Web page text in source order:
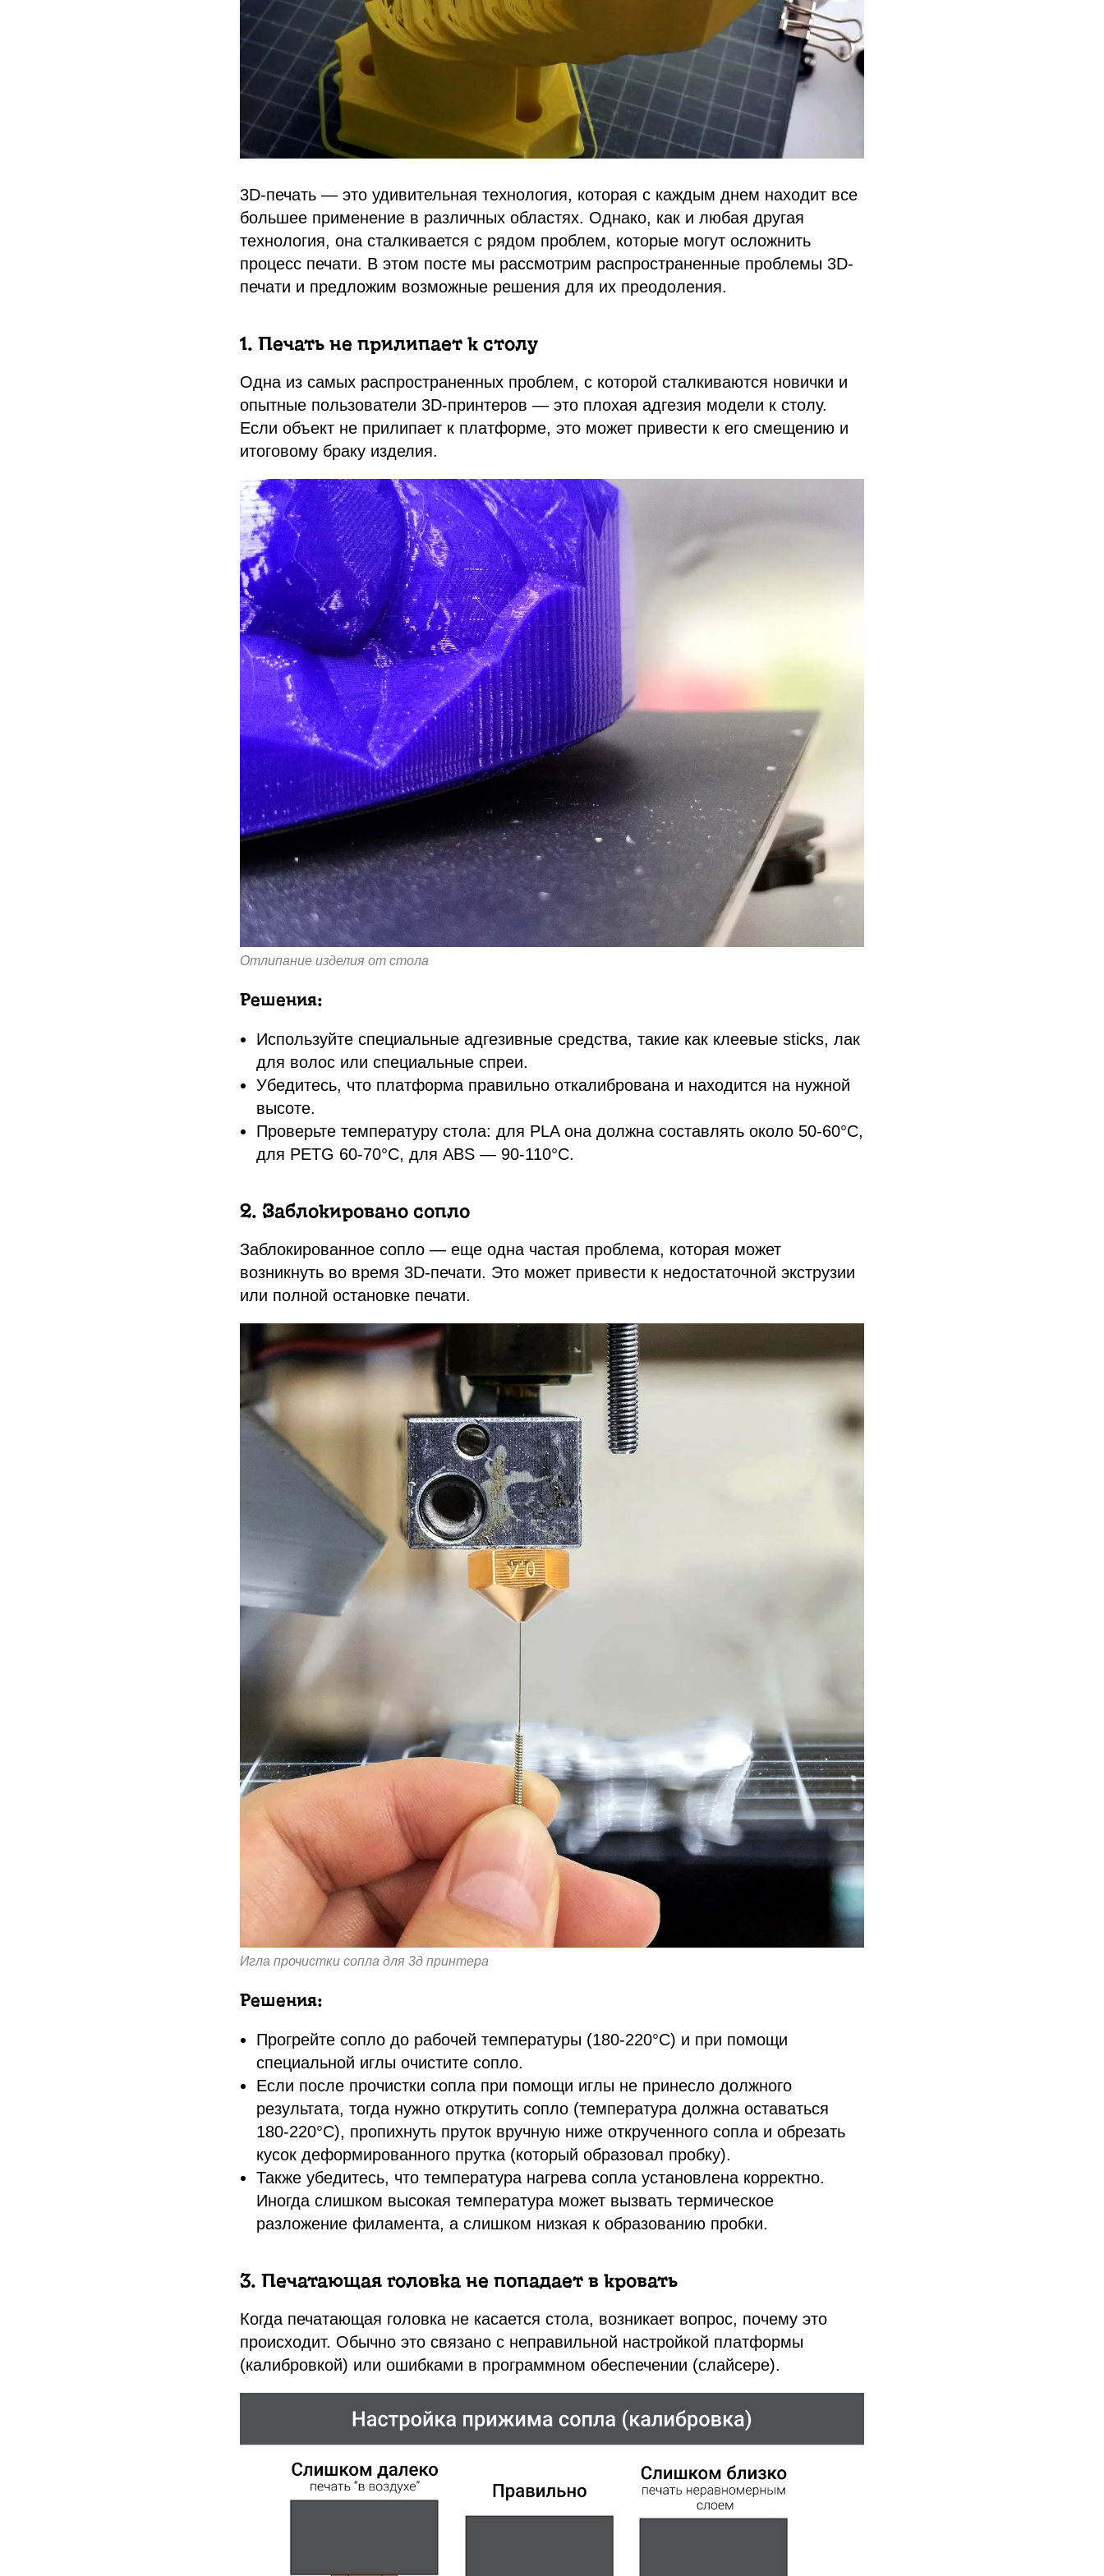
3D-печать — это удивительная технология, которая с каждым днем находит все
большее применение в различных областях. Однако, как и любая другая
технология, она сталкивается с рядом проблем, которые могут осложнить
процесс печати. В этом посте мы рассмотрим распространенные проблемы 3D-
печати и предложим возможные решения для их преодоления.
1. Печать не прилипает к столу
Одна из самых распространенных проблем, с которой сталкиваются новички и
опытные пользователи 3D-принтеров — это плохая адгезия модели к столу.
Если объект не прилипает к платформе, это может привести к его смещению и
итоговому браку изделия.
Отлипание изделия от стола
Решения:
Используйте специальные адгезивные средства, такие как клеевые sticks, лак
для волос или специальные спреи.
Убедитесь, что платформа правильно откалибрована и находится на нужной
высоте.
Проверьте температуру стола: для PLA она должна составлять около 50-60°C,
для PETG 60-70°C, для ABS — 90-110°C.
2. Заблокировано сопло
Заблокированное сопло — еще одна частая проблема, которая может
возникнуть во время 3D-печати. Это может привести к недостаточной экструзии
или полной остановке печати.
Игла прочистки сопла для 3д принтера
Решения:
Прогрейте сопло до рабочей температуры (180-220°C) и при помощи
специальной иглы очистите сопло.
Если после прочистки сопла при помощи иглы не принесло должного
результата, тогда нужно открутить сопло (температура должна оставаться
180-220°C), пропихнуть пруток вручную ниже открученного сопла и обрезать
кусок деформированного прутка (который образовал пробку).
Также убедитесь, что температура нагрева сопла установлена корректно.
Иногда слишком высокая температура может вызвать термическое
разложение филамента, а слишком низкая к образованию пробки.
3. Печатающая головка не попадает в кровать
Когда печатающая головка не касается стола, возникает вопрос, почему это
происходит. Обычно это связано с неправильной настройкой платформы
(калибровкой) или ошибками в программном обеспечении (слайсере).